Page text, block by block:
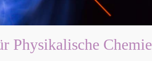
Physikalische Chemie